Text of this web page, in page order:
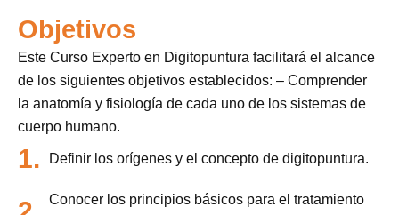
Objetivos
Este Curso Experto en Digitopuntura facilitará el alcance
de los siguientes objetivos establecidos: – Comprender
la anatomía y fisiología de cada uno de los sistemas de
cuerpo humano.
1. Definir los orígenes y el concepto de digitopuntura.
Conocer los principios básicos para el tratamiento